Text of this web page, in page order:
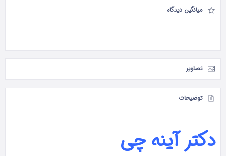
میانگین دیدگاه
تصاویر
توضیحات
دکتر آینه چی